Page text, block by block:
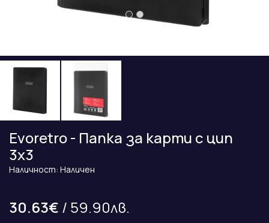
Evoretro - Папка за карти с цип
3x3
Наличност: Наличен
30.63€ / 59.90лв.